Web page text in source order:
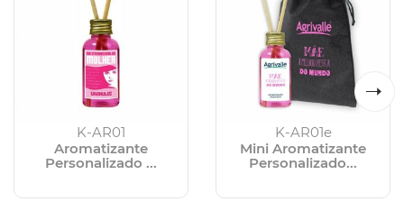
K-AR01
Aromatizante
Personalizado ...
K-AR01e
Mini Aromatizante
Personalizado...